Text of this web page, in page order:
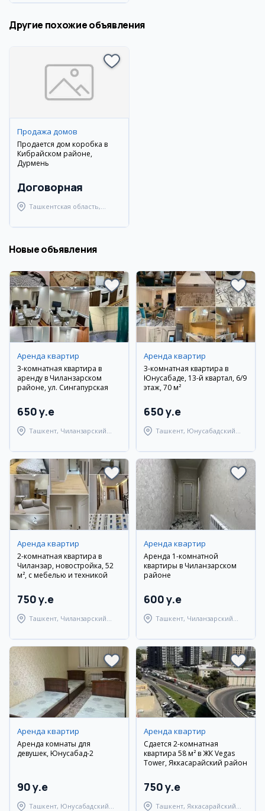
Другие похожие объявления
Продажа домов
Продается дом коробка в
Кибрайском районе,
Дурмень
Договорная
Ташкентская область,
Новые объявления
Аренда квартир
3-комнатная квартира в
аренду в Чиланзарском
районе, ул. Сингапурская
650 y.e
Ташкент, Чиланзарский
Аренда квартир
3-комнатная квартира в
Юнусабаде, 13-й квартал, 6/9
этаж, 70 м²
650 y.e
Ташкент, Юнусабадский
Аренда квартир
2-комнатная квартира в
Чиланзар, новостройка, 52
м², с мебелью и техникой
750 y.e
Ташкент, Чиланзарский
Аренда квартир
Аренда 1-комнатной
квартиры в Чиланзарском
районе
600 y.e
Ташкент, Чиланзарский
Аренда квартир
Аренда комнаты для
девушек, Юнусабад-2
90 y.e
Ташкент, Юнусабадский
Аренда квартир
Сдается 2-комнатная
квартира 58 м² в ЖК Vegas
Tower, Яккасарайский район
750 y.e
Ташкент, Яккасарайский